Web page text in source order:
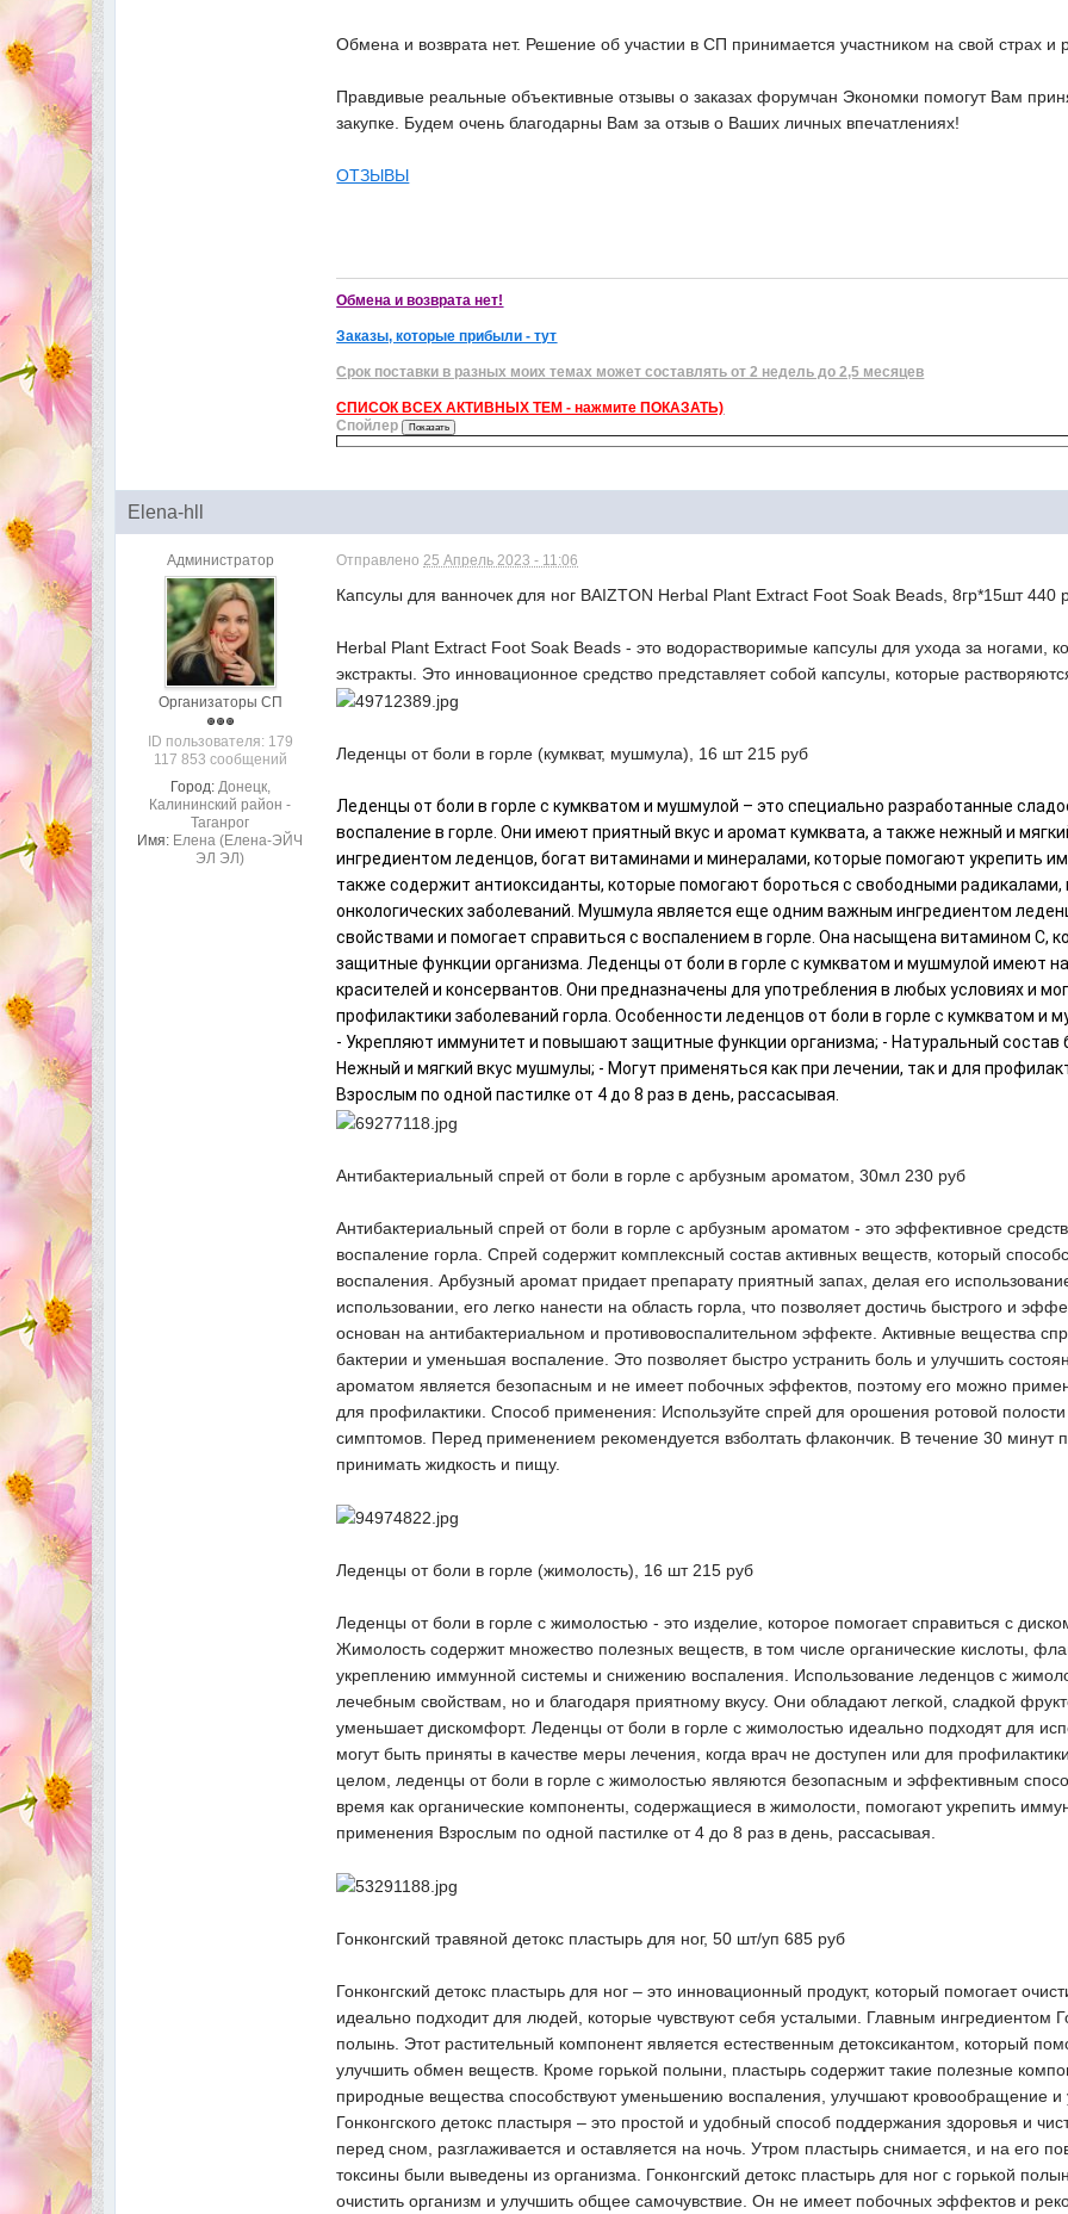
Обмена и возврата нет. Решение об участии в СП принимается участником на свой страх и
Правдивые реальные объективные отзывы о заказах форумчан Экономки помогут Вам
закупке. Будем очень благодарны Вам за отзыв о Ваших личных впечатлениях!
ОТЗЫВЫ
Обмена и возврата нет!
Заказы, которые прибыли - тут
Срок поставки в разных моих темах может составлять от 2 недель до 2,5 месяцев
СПИСОК ВСЕХ АКТИВНЫХ ТЕМ - нажмите ПОКАЗАТЬ)
Спойлер
Elena-hll
Администратор
Организаторы СП
ID пользователя: 179
117 853 сообщений
Город: Донецк,
Калининский район -
Таганрог
Имя: Елена (Елена-ЭЙЧ
ЭЛ ЭЛ)
Отправлено25 Апрель 2023 - 11:06
Капсулы для ванночек для ног BAIZTON Herbal Plant Extract Foot Soak Beads, 8гр*15шт 440
Herbal Plant Extract Foot Soak Beads - это водорастворимые капсулы для ухода за ногами,
экстракты. Это инновационное средство представляет собой капсулы, которые
Леденцы от боли в горле (кумкват, мушмула), 16 шт 215 руб
Леденцы от боли в горле с кумкватом и мушмулой – это специально разработанные
воспаление в горле. Они имеют приятный вкус и аромат кумквата, а также нежный и
ингредиентом леденцов, богат витаминами и минералами, которые помогают укрепить
также содержит антиоксиданты, которые помогают бороться с свободными
онкологических заболеваний. Мушмула является еще одним важным ингредиентом
свойствами и помогает справиться с воспалением в горле. Она насыщена витамином С,
защитные функции организма. Леденцы от боли в горле с кумкватом и мушмулой имеют
красителей и консервантов. Они предназначены для употребления в любых условиях и
профилактики заболеваний горла. Особенности леденцов от боли в горле с кумкватом и
- Укрепляют иммунитет и повышают защитные функции организма; - Натуральный состав
Нежный и мягкий вкус мушмулы; - Могут применяться как при лечении, так и для
Взрослым по одной пастилке от 4 до 8 раз в день, рассасывая.
Антибактериальный спрей от боли в горле с арбузным ароматом, 30мл 230 руб
Антибактериальный спрей от боли в горле с арбузным ароматом - это эффективное
воспаление горла. Спрей содержит комплексный состав активных веществ, который
воспаления. Арбузный аромат придает препарату приятный запах, делая его
использовании, его легко нанести на область горла, что позволяет достичь быстрого и
основан на антибактериальном и противовоспалительном эффекте. Активные вещества
бактерии и уменьшая воспаление. Это позволяет быстро устранить боль и улучшить
ароматом является безопасным и не имеет побочных эффектов, поэтому его можно
для профилактики. Способ применения: Используйте спрей для орошения ротовой полости
симптомов. Перед применением рекомендуется взболтать флакончик. В течение 30 минут
принимать жидкость и пищу.
Леденцы от боли в горле (жимолость), 16 шт 215 руб
Леденцы от боли в горле с жимолостью - это изделие, которое помогает справиться с
Жимолость содержит множество полезных веществ, в том числе органические кислоты,
укреплению иммунной системы и снижению воспаления. Использование леденцов с
лечебным свойствам, но и благодаря приятному вкусу. Они обладают легкой, сладкой
уменьшает дискомфорт. Леденцы от боли в горле с жимолостью идеально подходят для
могут быть приняты в качестве меры лечения, когда врач не доступен или для
целом, леденцы от боли в горле с жимолостью являются безопасным и эффективным
время как органические компоненты, содержащиеся в жимолости, помогают укрепить
применения Взрослым по одной пастилке от 4 до 8 раз в день, рассасывая.
Гонконгский травяной детокс пластырь для ног, 50 шт/уп 685 руб
Гонконгский детокс пластырь для ног – это инновационный продукт, который помогает
идеально подходит для людей, которые чувствуют себя усталыми. Главным ингредиентом
полынь. Этот растительный компонент является естественным детоксикантом, который
улучшить обмен веществ. Кроме горькой полыни, пластырь содержит такие полезные
природные вещества способствуют уменьшению воспаления, улучшают
Гонконгского детокс пластыря – это простой и удобный способ поддержания здоровья и
перед сном, разглаживается и оставляется на ночь. Утром пластырь снимается, и на его
токсины были выведены из организма. Гонконгский детокс пластырь для ног с горькой
очистить организм и улучшить общее самочувствие. Он не имеет побочных эффектов и